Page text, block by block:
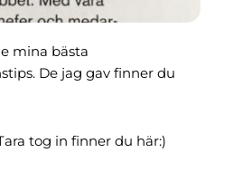
mina bästa
De jag gav finner du
tog in finner du här:)